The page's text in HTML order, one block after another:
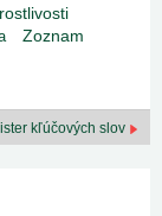
Zoznam
kľúčových slov